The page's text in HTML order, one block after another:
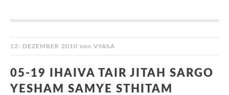
12. DEZEMBER 2010 von VYASA
05-19 IHAIVA TAIR JITAH SARGO
YESHAM SAMYE STHITAM